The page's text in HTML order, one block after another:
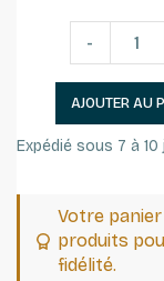
-
AJOUTER AU
Expédié sous 7 à
Votre
produits
fidélité.